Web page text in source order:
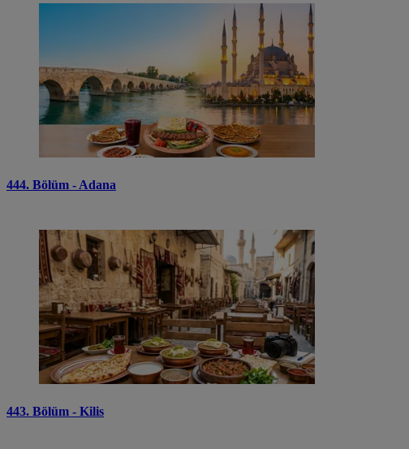
444. Bölüm - Adana
443. Bölüm - Kilis